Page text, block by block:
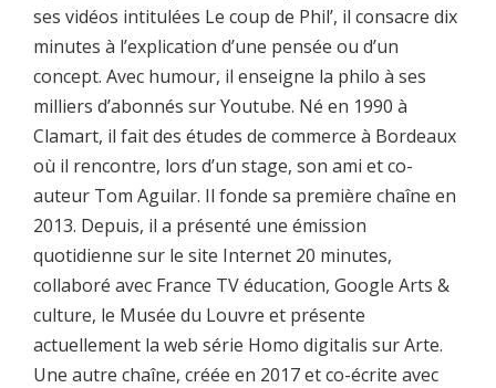
ses vidéos intitulées Le coup de Phil’, il consacre dix
minutes à l’explication d’une pensée ou d’un
concept. Avec humour, il enseigne la philo à ses
milliers d’abonnés sur Youtube. Né en 1990 à
Clamart, il fait des études de commerce à Bordeaux
où il rencontre, lors d’un stage, son ami et co-
auteur Tom Aguilar. Il fonde sa première chaîne en
2013. Depuis, il a présenté une émission
quotidienne sur le site Internet 20 minutes,
collaboré avec France TV éducation, Google Arts &
culture, le Musée du Louvre et présente
actuellement la web série Homo digitalis sur Arte.
Une autre chaîne, créée en 2017 et co-écrite avec